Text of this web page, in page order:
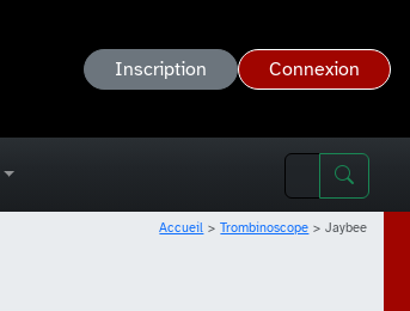
Inscription Connexion
Accueil Trombinoscope Jaybee